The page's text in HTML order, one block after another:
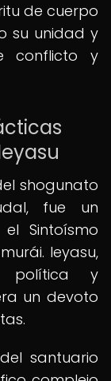
de cuerpo
su unidad y
conflicto y
shogunato
fue un
Sintoísmo
Ieyasu,
política y
un devoto
santuario